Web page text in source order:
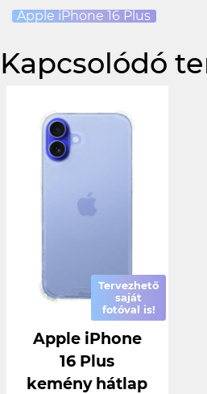
Apple iPhone 16 Plus
Kapcsolódó
Tervezhető
saját
fotóval is!
Apple iPhone
16 Plus
kemény hátlap